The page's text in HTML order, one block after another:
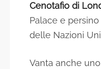
Cenotafio di
Palace e
delle Nazioni
Vanta anche